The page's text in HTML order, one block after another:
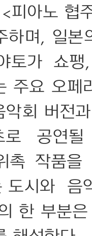
피아노 협
하며, 일
토가 쇼
주요 오
회 버전
로 공연될
촉 작품을
도시와 음
한 부분